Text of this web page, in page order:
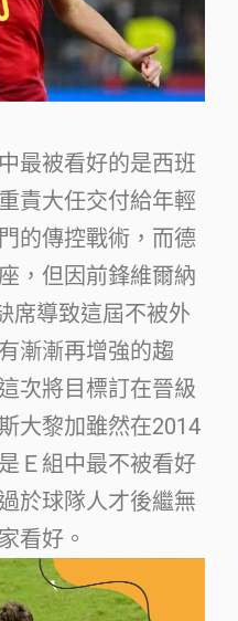
最被看好的是西班
責大任交付給年輕
的傳控戰術，而德
，但因前鋒維爾納
席導致這屆不被外
漸漸再增強的趨
次將目標訂在晉級
大黎加雖然在2014
Ｅ組中最不被看好
於球隊人才後繼無
看好。